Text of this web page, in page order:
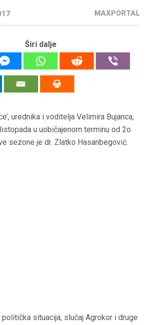
MAXPORTAL
Širi dalje
urednika i voditelja Velimira Bujanca,
u uobičajenom terminu od 2o
sezone je dr. Zlatko Hasanbegović.
politička situacija, slučaj Agrokor i druge